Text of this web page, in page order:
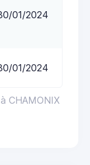
CHAMONIX
01/2024
01/2024